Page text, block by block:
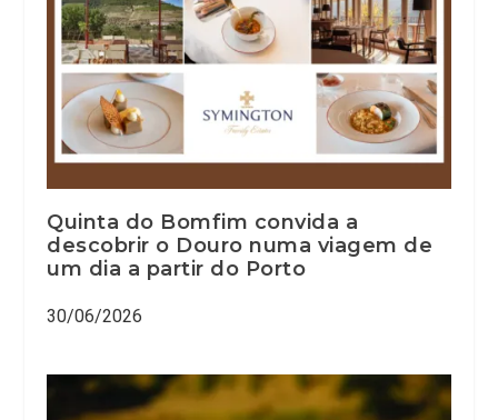
Quinta do Bomfim convida a
descobrir o Douro numa viagem de
um dia a partir do Porto
30/06/2026